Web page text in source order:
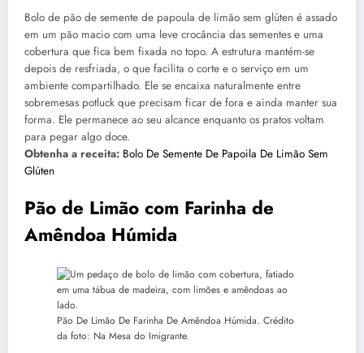
Bolo de pão de semente de papoula de limão sem glúten é assado
em um pão macio com uma leve crocância das sementes e uma
cobertura que fica bem fixada no topo. A estrutura mantém-se
depois de resfriada, o que facilita o corte e o serviço em um
ambiente compartilhado. Ele se encaixa naturalmente entre
sobremesas potluck que precisam ficar de fora e ainda manter sua
forma. Ele permanece ao seu alcance enquanto os pratos voltam
para pegar algo doce.
Obtenha a receita: Bolo De Semente De Papoila De Limão Sem
Glúten
Pão de Limão com Farinha de
Amêndoa Húmida
Pão De Limão De Farinha De Amêndoa Húmida. Crédito
da foto: Na Mesa do Imigrante.